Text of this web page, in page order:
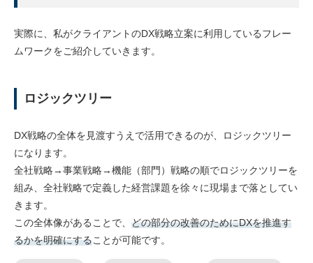
実際に、私がクライアントのDX戦略立案に利用しているフレー
ムワークをご紹介していきます。
ロジックツリー
DX戦略の全体を見渡すうえで活用できるのが、ロジックツリー
になります。
全社戦略→事業戦略→機能（部門）戦略の順でロジックツリーを
組み、全社戦略で定義した経営課題を徐々に現場まで落としてい
きます。
この全体像があることで、 どの部分の改善のためにDXを推進す
るかを明確にすることが可能です。